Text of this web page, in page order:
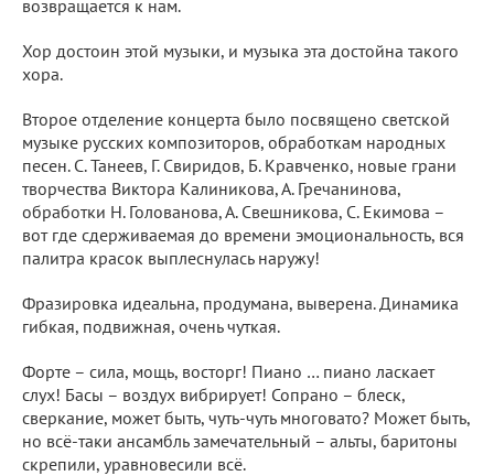
возвращается к нам.
Хор достоин этой музыки, и музыка эта достойна такого
хора.
Второе отделение концерта было посвящено светской
музыке русских композиторов, обработкам народных
песен. С. Танеев, Г. Свиридов, Б. Кравченко, новые грани
творчества Виктора Калиникова, А. Гречанинова,
обработки Н. Голованова, А. Свешникова, С. Екимова –
вот где сдерживаемая до времени эмоциональность, вся
палитра красок выплеснулась наружу!
Фразировка идеальна, продумана, выверена. Динамика
гибкая, подвижная, очень чуткая.
Форте – сила, мощь, восторг! Пиано … пиано ласкает
слух! Басы – воздух вибрирует! Сопрано – блеск,
сверкание, может быть, чуть-чуть многовато? Может быть,
но всё-таки ансамбль замечательный – альты, баритоны
скрепили, уравновесили всё.